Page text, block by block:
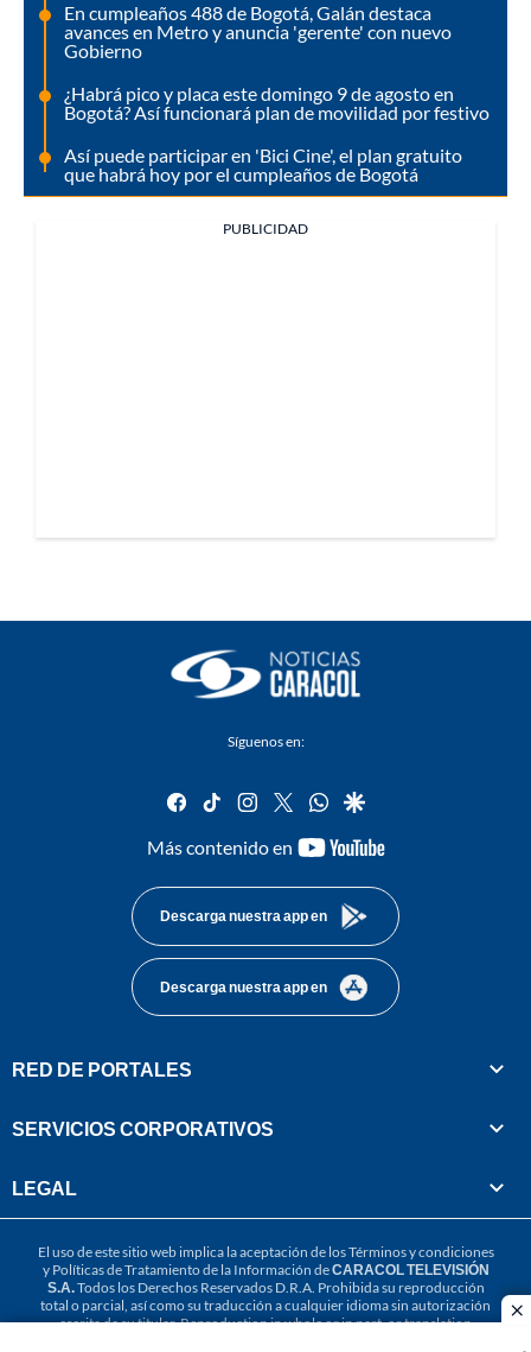
En cumpleaños 488 de Bogotá, Galán destaca
avances en Metro y anuncia 'gerente' con nuevo
Gobierno
¿Habrá pico y placa este domingo 9 de agosto en
Bogotá? Así funcionará plan de movilidad por festivo
Así puede participar en 'Bici Cine', el plan gratuito
que habrá hoy por el cumpleaños de Bogotá
PUBLICIDAD
Síguenos en:
facebook
tiktok instagram
twitterwhatsapp
google
Más contenido en
youtube-
Descarga nuestra app en
Descarga nuestra app en
RED DE PORTALES
SERVICIOS CORPORATIVOS
LEGAL
El uso de este sitio web implica la aceptación de losTérminos y condiciones
y Políticas de Tratamiento de la Información deCARACOL TELEVISIÓN
S.A.Todos los Derechos Reservados D.R.A. Prohibida su reproducción
total o parcial, así como su traducción a cualquier idioma sin autorización
escrita de su titular. Reproduction in whole or in part, or translation